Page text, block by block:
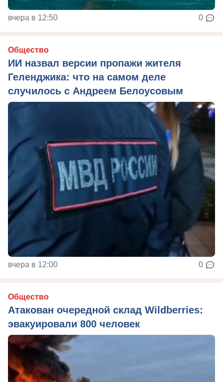
вчера в 12:50 0
Общество
ИИ назвал версии пропажи жителя
Геленджика: что на самом деле
случилось с Андреем Белоусовым
вчера в 12:00 0
Общество
Атакован очередной склад Wildberries:
эвакуировали 800 человек